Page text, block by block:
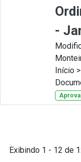
-
Início
Exibindo 1 - 12 de